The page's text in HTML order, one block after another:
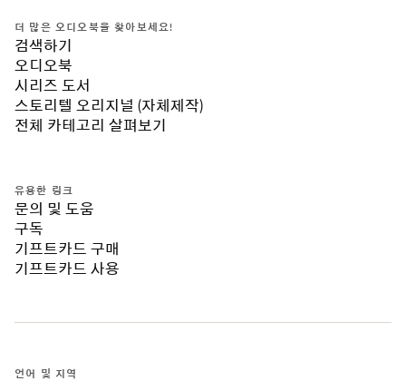
더 많은 오디오북을 찾아보세요!
검색하기
오디오북
시리즈 도서
스토리텔 오리지널 (자체제작)
전체 카테고리 살펴보기
유용한 링크
문의 및 도움
구독
기프트카드 구매
기프트카드 사용
언어 및 지역